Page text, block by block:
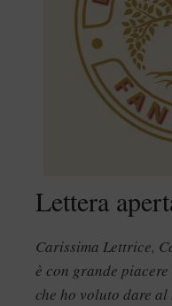
Lettera
Carissima Lettrice,
è con grande
che ho voluto dare